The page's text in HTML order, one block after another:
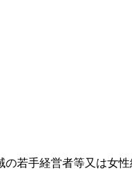
若手経営者等又は女